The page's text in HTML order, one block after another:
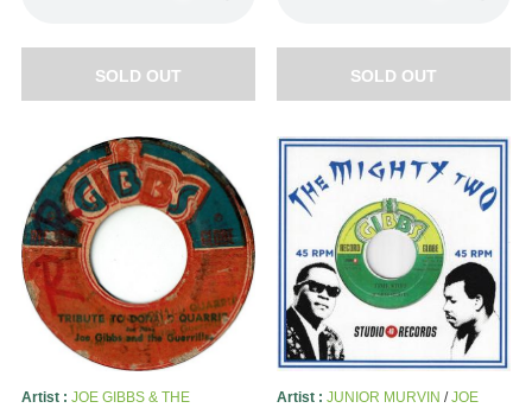
SOLD OUT SOLD OUT
Artist : JOE GIBBS & THE
Artist : JUNIOR MURVIN /JOE